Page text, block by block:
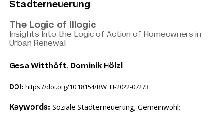
Stadterneuerung
The Logic of Illogic
Insights Into the Logic of Action of Homeowners in
Urban Renewal
Gesa Witthöft, Dominik Hölzl
DOI: https://doi.org/10.18154/RWTH-2022-07273
Keywords: Soziale Stadterneuerung; Gemeinwohl;